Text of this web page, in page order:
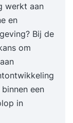
gemiddeld
neem
werkt aan
en
Bij de
om
een
in